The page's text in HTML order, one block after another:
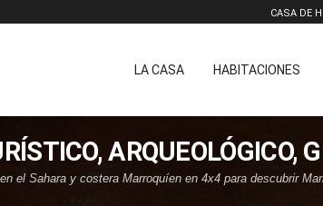
CASA DE
LA CASA HABITACIONES
ARQUEOLÓGICO,
el Sahara y costera Marroquíen en 4x4 para descubrir